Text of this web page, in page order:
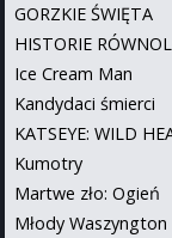
GORZKIE ŚWIĘTA
HISTORIE
Ice Cream Man
Kandydaci śmierci
KATSEYE: WILD
Kumotry
Martwe zło: Ogień
Młody Waszyngton